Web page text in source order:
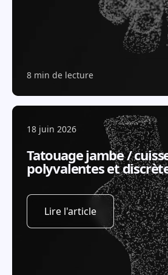
8 min de lecture
18 juin 2026
Tatouage jambe /
polyvalentes et
Lire l'article